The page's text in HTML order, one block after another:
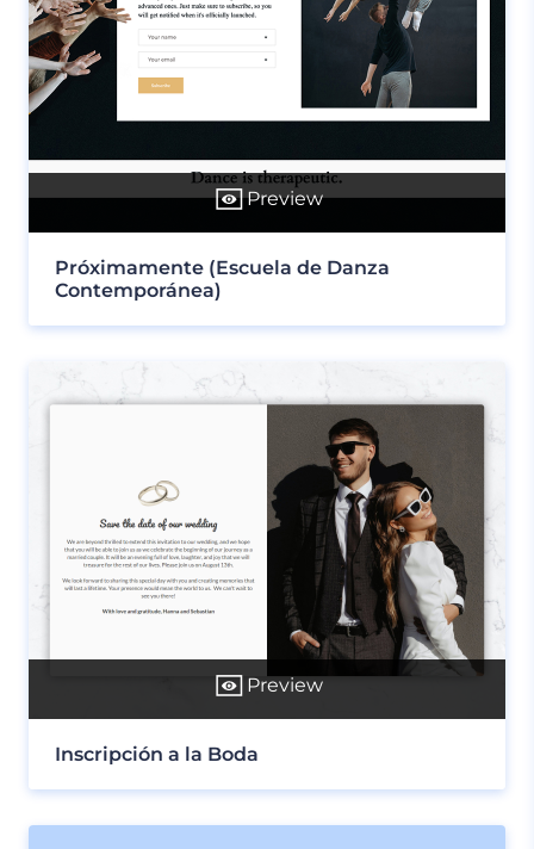
Preview
Próximamente (Escuela de Danza
Contemporánea)
Preview
Inscripción a la Boda